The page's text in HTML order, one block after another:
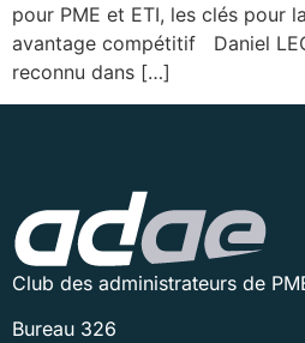
pour PME et ETI, les clés pour
avantage compétitif Daniel
reconnu dans […]
Club des administrateurs de
Bureau 326